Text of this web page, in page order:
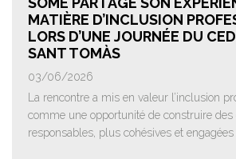
MATIÈRE D’INCLUSION
LORS D’UNE JOURNÉE DU
SANT TOMÀS
03/06/2026
La rencontre a mis en valeur l’inclusion
comme une opportunité de construire
responsables, plus cohésives et